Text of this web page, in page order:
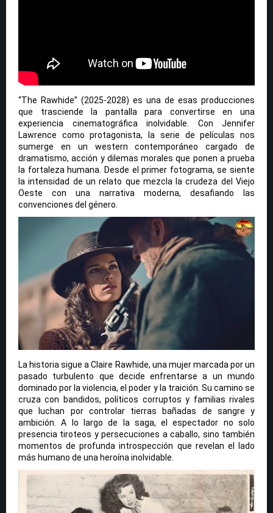
“The Rawhide” (2025-2028) es una de esas producciones
que trasciende la pantalla para convertirse en una
experiencia cinematográfica inolvidable. Con Jennifer
Lawrence como protagonista, la serie de películas nos
sumerge en un western contemporáneo cargado de
dramatismo, acción y dilemas morales que ponen a prueba
la fortaleza humana. Desde el primer fotograma, se siente
la intensidad de un relato que mezcla la crudeza del Viejo
Oeste con una narrativa moderna, desafiando las
convenciones del género.
La historia sigue a Claire Rawhide, una mujer marcada por un
pasado turbulento que decide enfrentarse a un mundo
dominado por la violencia, el poder y la traición. Su camino se
cruza con bandidos, políticos corruptos y familias rivales
que luchan por controlar tierras bañadas de sangre y
ambición. A lo largo de la saga, el espectador no solo
presencia tiroteos y persecuciones a caballo, sino también
momentos de profunda introspección que revelan el lado
más humano de una heroína inolvidable.